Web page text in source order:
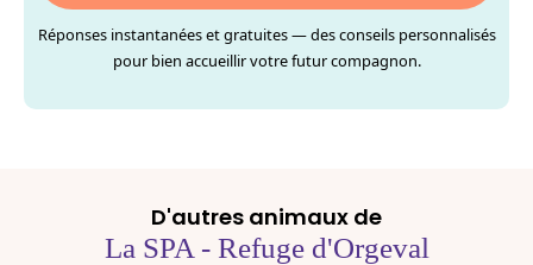
Réponses instantanées et gratuites — des conseils personnalisés
pour bien accueillir votre futur compagnon.
D'autres animaux de
La SPA - Refuge d'Orgeval